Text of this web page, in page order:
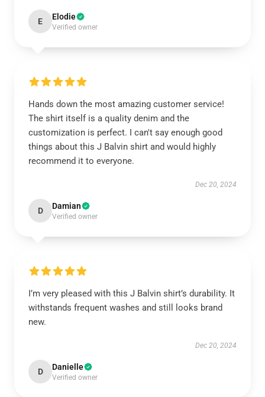
E Elodie
Verified owner
Hands down the most amazing customer service!
The shirt itself is a quality denim and the
customization is perfect. I can't say enough good
things about this J Balvin shirt and would highly
recommend it to everyone.
Dec 20, 2024
D Damian
Verified owner
I’m very pleased with this J Balvin shirt’s durability. It
withstands frequent washes and still looks brand
new.
Dec 20, 2024
D Danielle
Verified owner